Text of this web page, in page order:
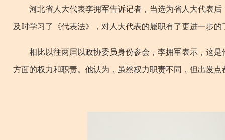
河北省人大代表李拥军告诉记者，当选为省人大代表后
及时学习了《代表法》，对人大代表的履职有了更进一步的
相比以往两届以政协委员身份参会，李拥军表示，这是
方面的权力和职责。他认为，虽然权力职责不同，但出发